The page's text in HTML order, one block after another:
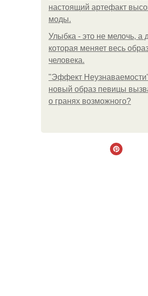
настоящий артефакт
моды.
Улыбка - это не мелочь, а
которая меняет весь
человека.
"Эффект
новый образ певицы
о гранях возможного?